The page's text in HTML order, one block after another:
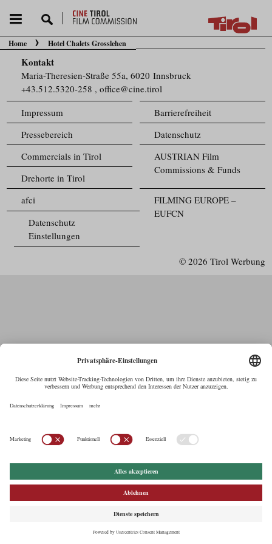
Sie befinden sich hier:
Home Hotel Chalets Grosslehen
Kontakt
Maria-Theresien-Straße 55a, 6020 Innsbruck
+43.512.5320-258 ,office@cine.tirol
Impressum
Barrierefreiheit
Pressebereich
Datenschutz
Commercials in Tirol
AUSTRIAN Film
Commissions & Funds
Drehorte in Tirol
FILMING EUROPE –
EUFCN
afci
Datenschutz
Einstellungen
© 2026 Tirol Werbung